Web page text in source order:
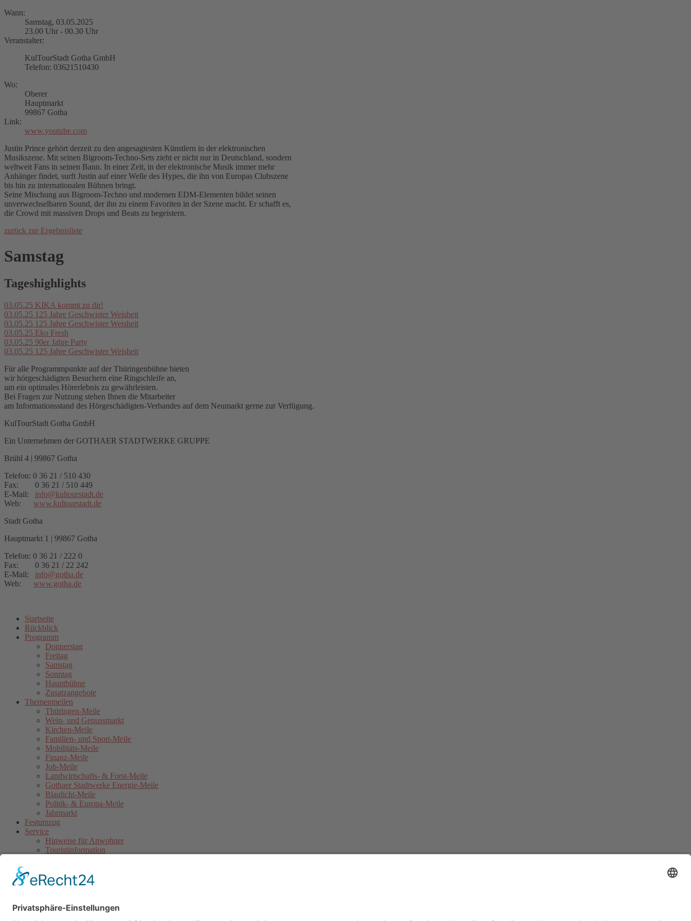
Wann:
Samstag, 03.05.2025
23.00 Uhr - 00.30 Uhr
Veranstalter:
KulTourStadt Gotha GmbH
Telefon: 03621510430
Wo:
Oberer
Hauptmarkt
99867 Gotha
Link:
www.youtube.com
Justin Prince gehört derzeit zu den angesagtesten Künstlern in der elektronischen
Musikszene. Mit seinen Bigroom-Techno-Sets zieht er nicht nur in Deutschland, sondern
weltweit Fans in seinen Bann. In einer Zeit, in der elektronische Musik immer mehr
Anhänger findet, surft Justin auf einer Welle des Hypes, die ihn von Europas Clubszene
bis hin zu internationalen Bühnen bringt.
Seine Mischung aus Bigroom-Techno und modernen EDM-Elementen bildet seinen
unverwechselbaren Sound, der ihn zu einem Favoriten in der Szene macht. Er schafft es,
die Crowd mit massiven Drops und Beats zu begeistern.
zurück zur Ergebnisliste
Samstag
Tageshighlights
03.05.25 KIKA kommt zu dir!
03.05.25 125 Jahre Geschwister Weisheit
03.05.25 125 Jahre Geschwister Weisheit
03.05.25 Eko Fresh
03.05.25 90er Jahre Party
03.05.25 125 Jahre Geschwister Weisheit
Für alle Programmpunkte auf der Thüringenbühne bieten
wir hörgeschädigten Besuchern eine Ringschleife an,
um ein optimales Hörerlebnis zu gewährleisten.
Bei Fragen zur Nutzung stehen Ihnen die Mitarbeiter
am Informationsstand des Hörgeschädigten-Verbandes auf dem Neumarkt gerne zur Verfügung.
KulTourStadt Gotha GmbH
Ein Unternehmen der GOTHAER STADTWERKE GRUPPE
Brühl 4 | 99867 Gotha
Telefon: 0 36 21 / 510 430
Fax: 0 36 21 / 510 449
E-Mail: info@kultourstadt.de
Web: www.kultourstadt.de
Stadt Gotha
Hauptmarkt 1 | 99867 Gotha
Telefon: 0 36 21 / 222 0
Fax: 0 36 21 / 22 242
E-Mail: info@gotha.de
Web: www.gotha.de
Startseite
Rückblick
Programm
Donnerstag
Freitag
Samstag
Sonntag
Hauptbühne
Zusatzangebote
Themenmeilen
Thüringen-Meile
Wein- und Genussmarkt
Kirchen-Meile
Familien- und Sport-Meile
Mobilitäts-Meile
Finanz-Meile
Job-Meile
Landwirtschafts- & Forst-Meile
Gothaer Stadtwerke Energie-Meile
Blaulicht-Meile
Politik- & Europa-Meile
Jahrmarkt
Festumzug
Service
Hinweise für Anwohner
Touristinformation
Veranstaltungsordnung
Kontakt
Barrierefreie Karte
Sponsoren